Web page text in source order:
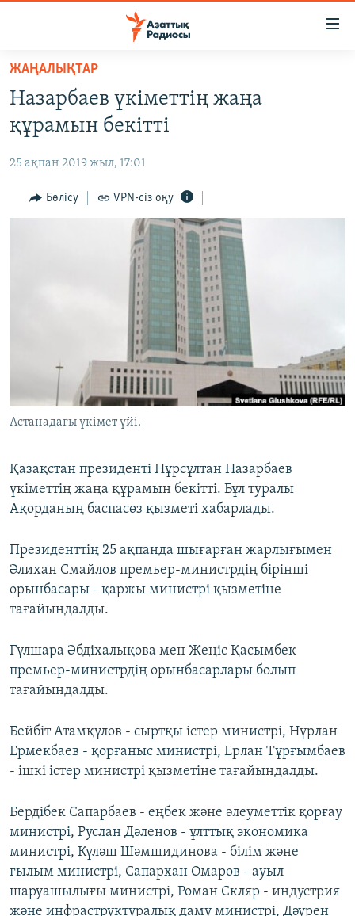
Skip
main
content
Skip
to
Navigation
Skip
ЖАҢАЛЫҚТАР
САЯСАТ
AZATTYQTV
ҚАҢТАР ОҚИҒАСЫ
АДАМ ҚҰҚЫҚТАРЫ
ЖАЗЫЛЫҢЫЗ
ЖАҢАЛЫҚТАР
Назарбаев үкіметтің жаңа
құрамын бекітті
25 ақпан 2019 жыл, 17:01
Бөлісу VPN-сіз оқу
Астанадағы үкімет үйі.
Қазақстан президенті Нұрсұлтан Назарбаев
үкіметтің жаңа құрамын бекітті. Бұл туралы
Ақорданың баспасөз қызметі хабарлады.
Президенттің 25 ақпанда шығарған жарлығымен
Әлихан Смайлов премьер-министрдің бірінші
орынбасары - қаржы министрі қызметіне
тағайындалды.
Гүлшара Әбдіхалықова мен Жеңіс Қасымбек
премьер-министрдің орынбасарлары болып
тағайындалды.
Бейбіт Атамқұлов - сыртқы істер министрі, Нұрлан
Ермекбаев - қорғаныс министрі, Ерлан Тұрғымбаев
- ішкі істер министрі қызметіне тағайындалды.
Бердібек Сапарбаев - еңбек және әлеуметтік қорғау
министрі, Руслан Дәленов - ұлттық экономика
министрі, Күләш Шәмшидинова - білім және
ғылым министрі, Сапархан Омаров - ауыл
шаруашылығы министрі, Роман Скляр - индустрия
және инфраструктуралық даму министрі, Дәурен